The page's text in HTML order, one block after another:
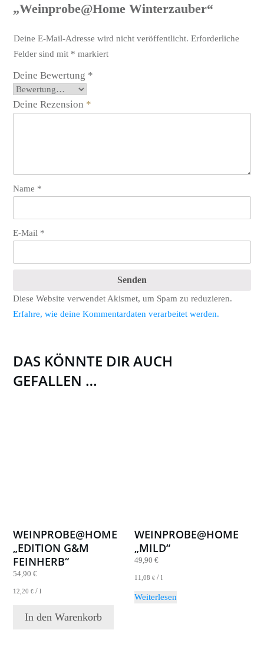
„Weinprobe@Home Winterzauber“
Deine E-Mail-Adresse wird nicht veröffentlicht. Erforderliche
Felder sind mit * markiert
Deine Bewertung *
Deine Rezension *
Name *
E-Mail *
Senden
Diese Website verwendet Akismet, um Spam zu reduzieren.
Erfahre, wie deine Kommentardaten verarbeitet werden.
DAS KÖNNTE DIR AUCH
GEFALLEN …
WEINPROBE@HOME
„EDITION G&M
FEINHERB“
54,90 €
12,20 € / l
In den Warenkorb
WEINPROBE@HOME
„MILD“
49,90€
11,08€ /l
Weiterlesen